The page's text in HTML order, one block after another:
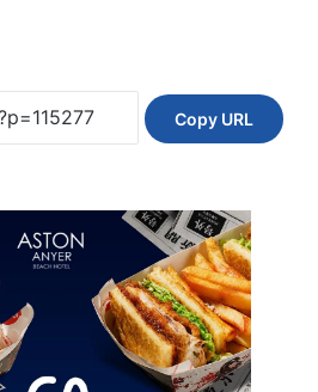
Copy URL